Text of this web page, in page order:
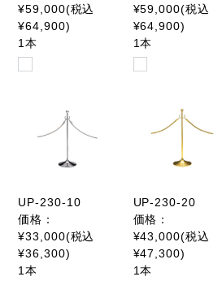
¥59,000(税込
¥64,900)
1本
¥59,000(税込
¥64,900)
1本
UP-230-10
価格：
¥33,000(税込
¥36,300)
1本
UP-230-20
価格：
¥43,000(税込
¥47,300)
1本